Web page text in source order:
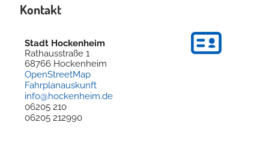
Kontakt
Stadt Hockenheim
Rathausstraße 1
68766 Hockenheim
OpenStreetMap
Fahrplanauskunft
info@hockenheim.de
06205 210
06205 212990